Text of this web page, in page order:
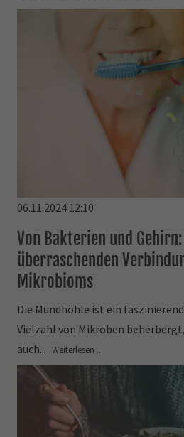
06.11.2024 12:10
Von Bakterien und
überraschenden
Mikrobioms
Die Mundhöhle ist ein
Vielzahl von Mikroben
auch... Weiterlesen ...